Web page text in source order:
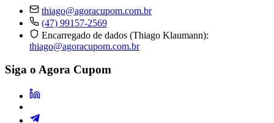
thiago@agoracupom.com.br
(47) 99157-2569
Encarregado de dados (Thiago Klaumann):
thiago@agoracupom.com.br
Siga o Agora Cupom